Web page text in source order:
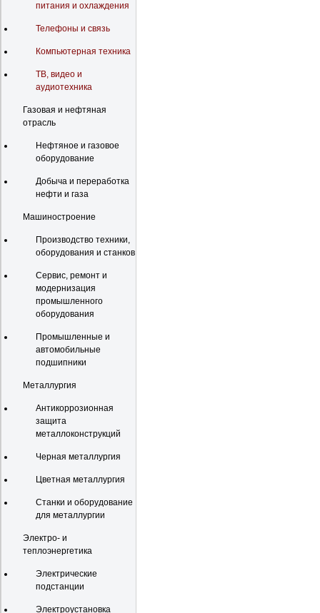
питания и охлаждения
Телефоны и связь
Компьютерная техника
ТВ, видео и
аудиотехника
Газовая и нефтяная
отрасль
Нефтяное и газовое
оборудование
Добыча и переработка
нефти и газа
Машиностроение
Производство техники,
оборудования и станков
Сервис, ремонт и
модернизация
промышленного
оборудования
Промышленные и
автомобильные
подшипники
Металлургия
Антикоррозионная
защита
металлоконструкций
Черная металлургия
Цветная металлургия
Станки и оборудование
для металлургии
Электро- и
теплоэнергетика
Электрические
подстанции
Электроустановка